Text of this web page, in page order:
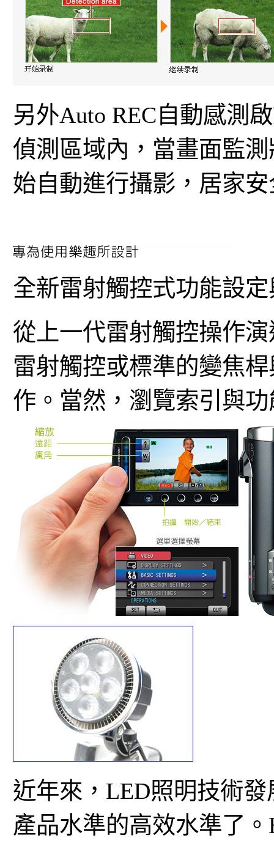
另外Auto REC自動感測
偵測區域內，當畫面監
始自動進行攝影，居家
全新雷射觸控式功能設
從上一代雷射觸控操作
雷射觸控或標準的變焦
作。當然，瀏覽索引與
近年來，LED照明技術
產品水準的高效水準了